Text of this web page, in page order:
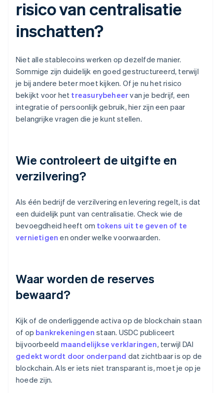
risico van centralisatie
inschatten?
Niet alle stablecoins werken op dezelfde manier.
Sommige zijn duidelijk en goed gestructureerd, terwijl
je bij andere beter moet kijken. Of je nu het risico
bekijkt voor het treasurybeheervan je bedrijf, een
integratie of persoonlijk gebruik, hier zijn een paar
belangrijke vragen die je kunt stellen.
Wie controleert de uitgifte en
verzilvering?
Als één bedrijf de verzilvering en levering regelt, is dat
een duidelijk punt van centralisatie. Check wie de
bevoegdheid heeft om tokens uit te geven of te
vernietigen en onder welke voorwaarden.
Waar worden de reserves
bewaard?
Kijk of de onderliggende activa op de blockchain staan
of op bankrekeningen staan. USDC publiceert
bijvoorbeeld maandelijkse verklaringen, terwijl DAI
gedekt wordt door onderpand dat zichtbaar is op de
blockchain. Als er iets niet transparant is, moet je op je
hoede zijn.